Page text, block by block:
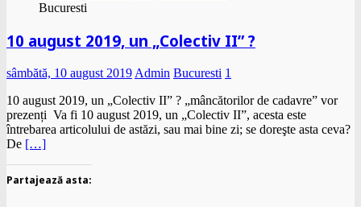
Bucuresti
10 august 2019, un „Colectiv II” ?
sâmbătă, 10 august 2019 Admin Bucuresti 1
10 august 2019, un „Colectiv II” ? „mâncătorilor de cadavre” vor
prezenți Va fi 10 august 2019, un „Colectiv II”, acesta este
întrebarea articolului de astăzi, sau mai bine zi; se doreşte asta ceva?
De […]
Partajează asta: